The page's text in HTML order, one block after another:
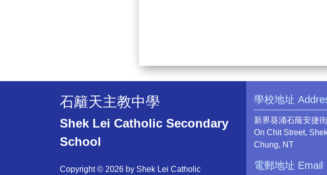
石籬天主教中學
Shek Lei Catholic Secondary
School
Copyright © 2026 by Shek Lei Catholic
學校地址
新界葵涌石蔭安捷
On Chit Street,
Chung, NT
電郵地址 Email